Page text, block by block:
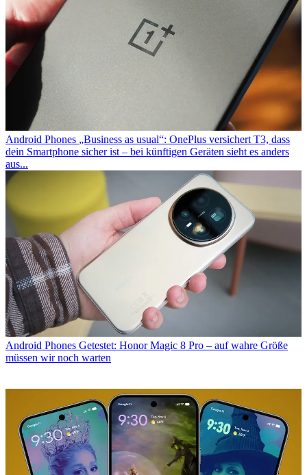
Android Phones „Business as usual“: OnePlus versichert T3, dass
dein Smartphone sicher ist – bei künftigen Geräten sieht es anders
aus...
Android Phones Getestet: Honor Magic 8 Pro – auf wahre Größe
müssen wir noch warten